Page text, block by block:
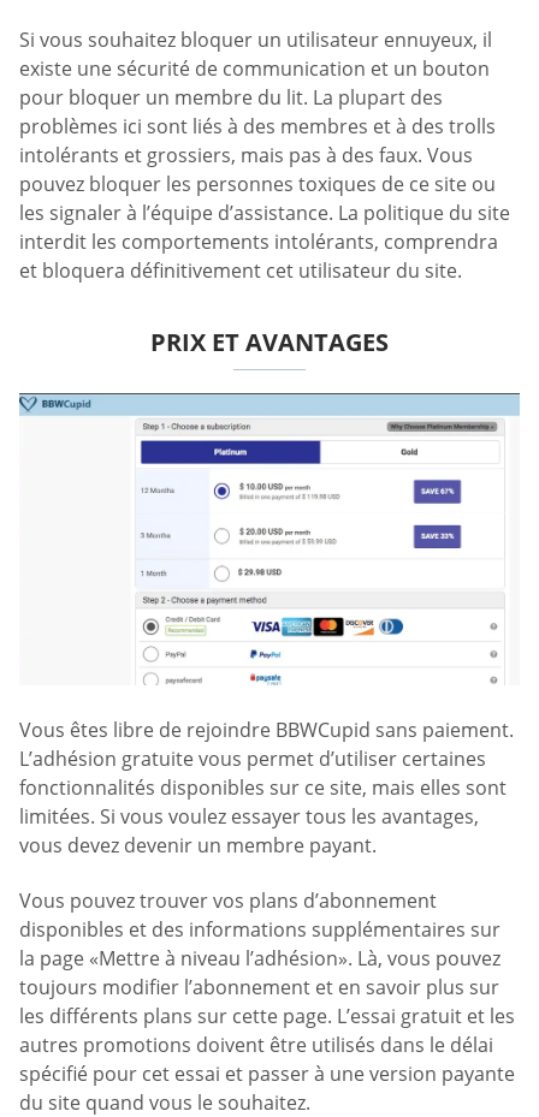
Si vous souhaitez bloquer un utilisateur ennuyeux, il
existe une sécurité de communication et un bouton
pour bloquer un membre du lit. La plupart des
problèmes ici sont liés à des membres et à des trolls
intolérants et grossiers, mais pas à des faux. Vous
pouvez bloquer les personnes toxiques de ce site ou
les signaler à l’équipe d’assistance. La politique du site
interdit les comportements intolérants, comprendra
et bloquera définitivement cet utilisateur du site.
PRIX ET AVANTAGES
Vous êtes libre de rejoindre BBWCupid sans paiement.
L’adhésion gratuite vous permet d’utiliser certaines
fonctionnalités disponibles sur ce site, mais elles sont
limitées. Si vous voulez essayer tous les avantages,
vous devez devenir un membre payant.
Vous pouvez trouver vos plans d’abonnement
disponibles et des informations supplémentaires sur
la page «Mettre à niveau l’adhésion». Là, vous pouvez
toujours modifier l’abonnement et en savoir plus sur
les différents plans sur cette page. L’essai gratuit et les
autres promotions doivent être utilisés dans le délai
spécifié pour cet essai et passer à une version payante
du site quand vous le souhaitez.